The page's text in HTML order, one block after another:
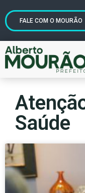
FALE COM O MOURÃO
Saúde